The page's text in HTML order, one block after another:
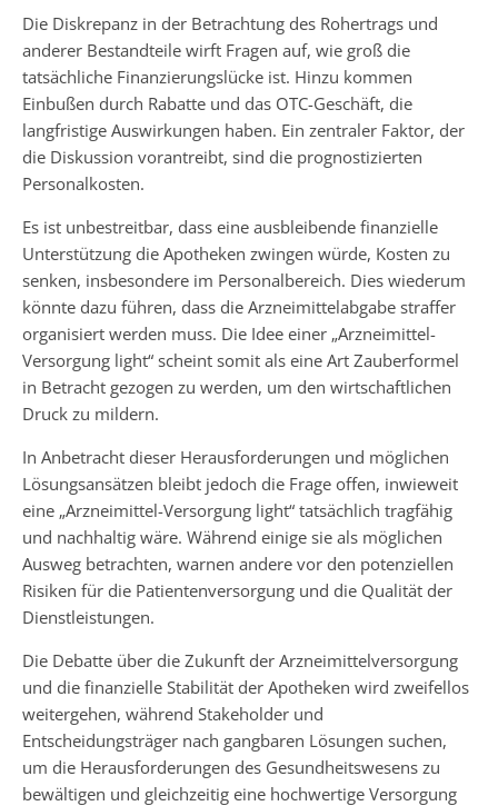
Die Diskrepanz in der Betrachtung des Rohertrags und
anderer Bestandteile wirft Fragen auf, wie groß die
tatsächliche Finanzierungslücke ist. Hinzu kommen
Einbußen durch Rabatte und das OTC-Geschäft, die
langfristige Auswirkungen haben. Ein zentraler Faktor, der
die Diskussion vorantreibt, sind die prognostizierten
Personalkosten.
Es ist unbestreitbar, dass eine ausbleibende finanzielle
Unterstützung die Apotheken zwingen würde, Kosten zu
senken, insbesondere im Personalbereich. Dies wiederum
könnte dazu führen, dass die Arzneimittelabgabe straffer
organisiert werden muss. Die Idee einer „Arzneimittel-
Versorgung light“ scheint somit als eine Art Zauberformel
in Betracht gezogen zu werden, um den wirtschaftlichen
Druck zu mildern.
In Anbetracht dieser Herausforderungen und möglichen
Lösungsansätzen bleibt jedoch die Frage offen, inwieweit
eine „Arzneimittel-Versorgung light“ tatsächlich tragfähig
und nachhaltig wäre. Während einige sie als möglichen
Ausweg betrachten, warnen andere vor den potenziellen
Risiken für die Patientenversorgung und die Qualität der
Dienstleistungen.
Die Debatte über die Zukunft der Arzneimittelversorgung
und die finanzielle Stabilität der Apotheken wird zweifellos
weitergehen, während Stakeholder und
Entscheidungsträger nach gangbaren Lösungen suchen,
um die Herausforderungen des Gesundheitswesens zu
bewältigen und gleichzeitig eine hochwertige Versorgung